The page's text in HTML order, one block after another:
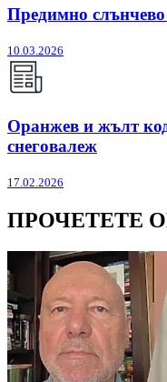
Предимно слънчево
10.03.2026
Оранжев и жълт
снеговалеж
17.02.2026
ПРОЧЕТЕТЕ